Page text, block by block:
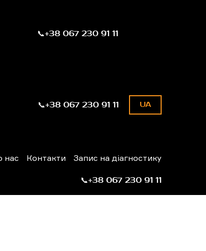
📞+38 067 230 91 11
📞+38 067 230 91 11 UA
нас Контакти Запис на діагностику
📞+38 067 230 91 11